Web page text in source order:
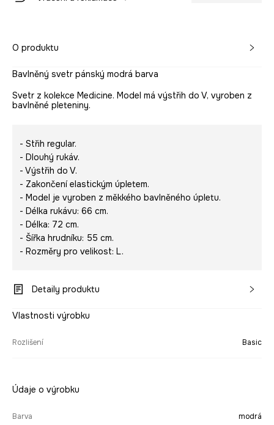
O produktu
Bavlněný svetr pánský modrá barva
Svetr z kolekce Medicine. Model má výstřih do V, vyroben z
bavlněné pleteniny.
- Střih regular.
- Dlouhý rukáv.
- Výstřih do V.
- Zakončení elastickým úpletem.
- Model je vyroben z měkkého bavlněného úpletu.
- Délka rukávu: 66 cm.
- Délka: 72 cm.
- Šířka hrudníku: 55 cm.
- Rozměry pro velikost: L.
Detaily produktu
Vlastnosti výrobku
Rozlišení Basic
Údaje o výrobku
Barva modrá